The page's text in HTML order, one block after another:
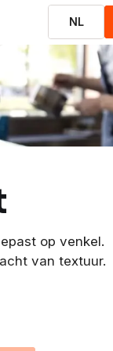
NL
op venkel.
van textuur.